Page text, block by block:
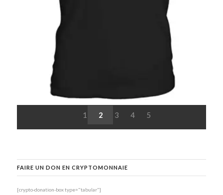
1 2 3 4 5
FAIRE UN DON EN CRYPTOMONNAIE
[crypto-donation-box type="tabular"]